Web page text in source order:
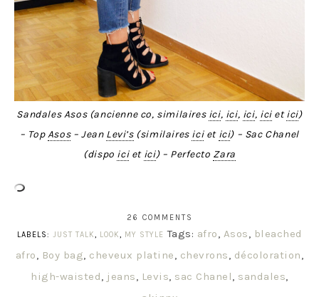
Sandales Asos (ancienne co, similaires ici, ici, ici, icietici)
– TopAsos– Jean Levi’s(similaires iciet ici) – Sac Chanel
(dispo iciet ici) – Perfecto Zara
26 COMMENTS
LABELS: JUST TALK, LOOK, MY STYLE Tags: afro, Asos, bleached
afro, Boy bag, cheveux platine, chevrons, décoloration,
high-waisted, jeans, Levis, sac Chanel, sandales,